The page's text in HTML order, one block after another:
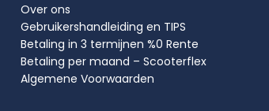
Over ons
Gebruikershandleiding en TIPS
Betaling in 3 termijnen %0 Rente
Betaling per maand – Scooterflex
Algemene Voorwaarden